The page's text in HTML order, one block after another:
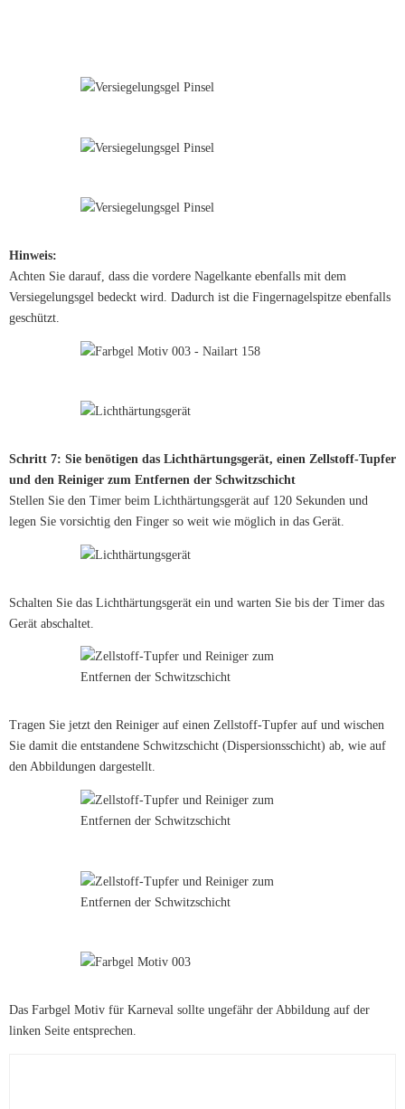
Hinweis:
Achten Sie darauf, dass die vordere Nagelkante ebenfalls mit dem
Versiegelungsgel bedeckt wird. Dadurch ist die Fingernagelspitze ebenfalls
geschützt.
Schritt 7: Sie benötigen das Lichthärtungsgerät, einen Zellstoff-Tupfer
und den Reiniger zum Entfernen der Schwitzschicht
Stellen Sie den Timer beim Lichthärtungsgerät auf 120 Sekunden und
legen Sie vorsichtig den Finger so weit wie möglich in das Gerät.
Schalten Sie das Lichthärtungsgerät ein und warten Sie bis der Timer das
Gerät abschaltet.
Tragen Sie jetzt den Reiniger auf einen Zellstoff-Tupfer auf und wischen
Sie damit die entstandene Schwitzschicht (Dispersionsschicht) ab, wie auf
den Abbildungen dargestellt.
Das Farbgel Motiv für Karneval sollte ungefähr der Abbildung auf der
linken Seite entsprechen.